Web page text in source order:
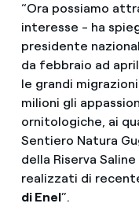
“Ora possiamo
interesse - ha
presidente
da febbraio ad
le grandi
milioni gli
ornitologiche, ai
Sentiero Natura
della Riserva
realizzati di
di Enel”.